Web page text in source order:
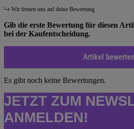
Wir freuen uns auf deine Bewertung
Gib die erste Bewertung für diesen
bei der Kaufentscheidung.
Artikel bewerten
Es gibt noch keine Bewertungen.
JETZT ZUM
ANMELDEN!